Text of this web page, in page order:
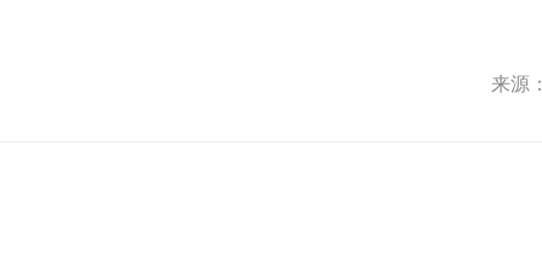
来源